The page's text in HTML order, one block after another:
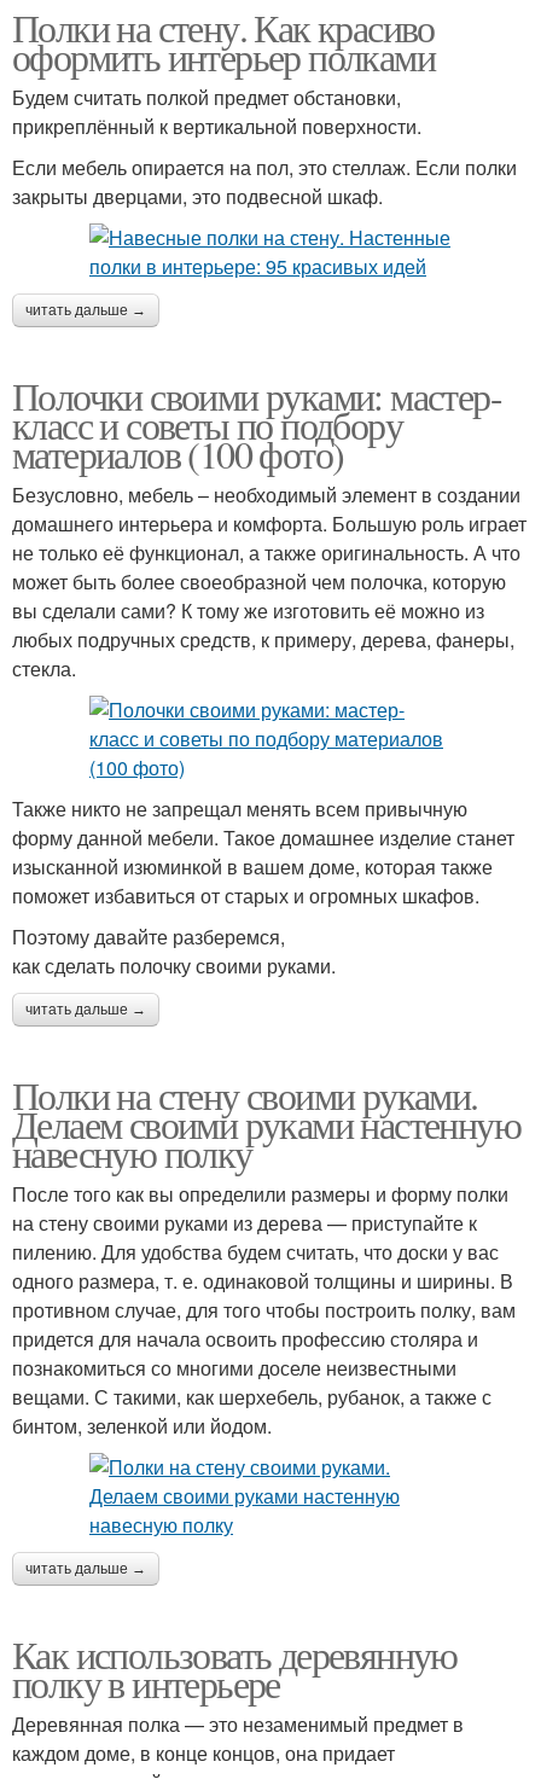
Полки на стену. Как красиво
оформить интерьер полками
Будем считать полкой предмет обстановки,
прикреплённый к вертикальной поверхности.
Если мебель опирается на пол, это стеллаж. Если полки
закрыты дверцами, это подвесной шкаф.
читать дальше →
Полочки своими руками: мастер-
класс и советы по подбору
материалов (100 фото)
Безусловно, мебель – необходимый элемент в создании
домашнего интерьера и комфорта. Большую роль играет
не только её функционал, а также оригинальность. А что
может быть более своеобразной чем полочка, которую
вы сделали сами? К тому же изготовить её можно из
любых подручных средств, к примеру, дерева, фанеры,
стекла.
Также никто не запрещал менять всем привычную
форму данной мебели. Такое домашнее изделие станет
изысканной изюминкой в вашем доме, которая также
поможет избавиться от старых и огромных шкафов.
Поэтому давайте разберемся,
как сделать полочку своими руками.
читать дальше →
Полки на стену своими руками.
Делаем своими руками настенную
навесную полку
После того как вы определили размеры и форму полки
на стену своими руками из дерева — приступайте к
пилению. Для удобства будем считать, что доски у вас
одного размера, т. е. одинаковой толщины и ширины. В
противном случае, для того чтобы построить полку, вам
придется для начала освоить профессию столяра и
познакомиться со многими доселе неизвестными
вещами. С такими, как шерхебель, рубанок, а также с
бинтом, зеленкой или йодом.
читать дальше →
Как использовать деревянную
полку в интерьере
Деревянная полка — это незаменимый предмет в
каждом доме, в конце концов, она придает